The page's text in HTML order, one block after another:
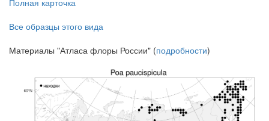
Все образцы этого вида
Материалы "Атласа флоры России" (подробности)